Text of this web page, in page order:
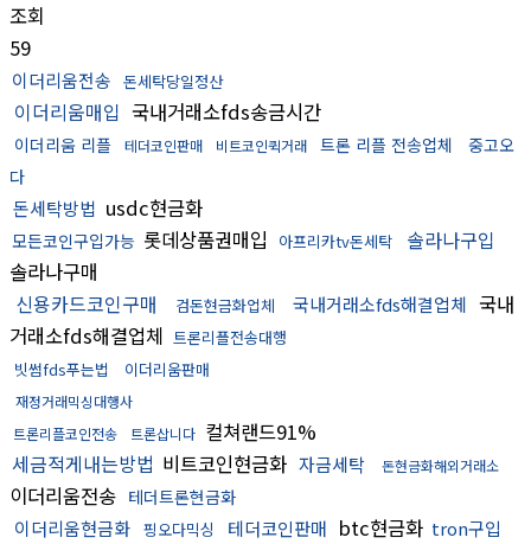
조회
59
이더리움전송 돈세탁당일정산
이더리움매입 국내거래소fds송금시간
이더리움 리플 테더코인판매 비트코인퀵거래 트론 리플 전송업체
중고오
다
돈세탁방법 usdc현금화
모든코인구입가능 롯데상품권매입 아프리카tv돈세탁
솔라나구입
솔라나구매
신용카드코인구매
검돈현금화업체 국내거래소fds해결업체 국내
거래소fds해결업체 트론리플전송대행
빗썸fds푸는법
이더리움판매
재정거래믹싱대행사
트론리플코인전송
트론삽니다 컬쳐랜드91%
세금적게내는방법 비트코인현금화 자금세탁 돈현금화해외거래소
이더리움전송 테더트론현금화
이더리움현금화 핑오다믹싱 테더코인판매 btc현금화 tron구입